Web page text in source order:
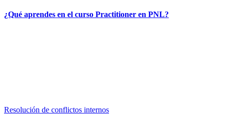
¿Qué aprendes en el curso Practitioner en PNL?
Resolución de conflictos internos